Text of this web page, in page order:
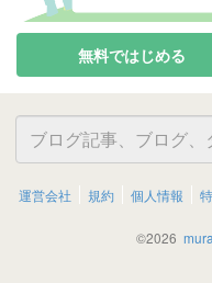
無料ではじめる
運営会社 規約 個人情報
©2026